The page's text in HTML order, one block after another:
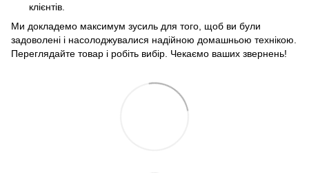
клієнтів.
Ми докладемо максимум зусиль для того, щоб ви були
задоволені і насолоджувалися надійною домашньою технікою.
Переглядайте товар і робіть вибір. Чекаємо ваших звернень!